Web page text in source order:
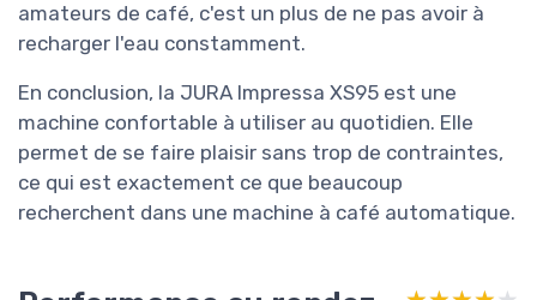
amateurs de café, c'est un plus de ne pas avoir à
recharger l'eau constamment.
En conclusion, la JURA Impressa XS95 est une
machine confortable à utiliser au quotidien. Elle
permet de se faire plaisir sans trop de contraintes,
ce qui est exactement ce que beaucoup
recherchent dans une machine à café automatique.